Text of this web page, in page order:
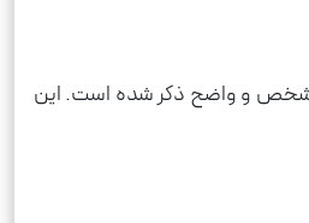
مشخص و واضح ذکر شده است. این